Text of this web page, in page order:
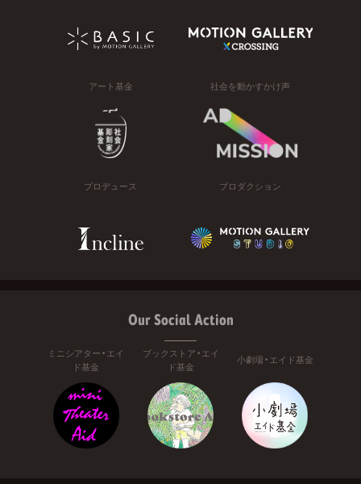
アート基金 社会を動かすかけ声
プロデュース プロダクション
Our Social Action
ミニシアター・エイ
ド基金
ブックストア・エイ
ド基金
小劇場・エイド基金